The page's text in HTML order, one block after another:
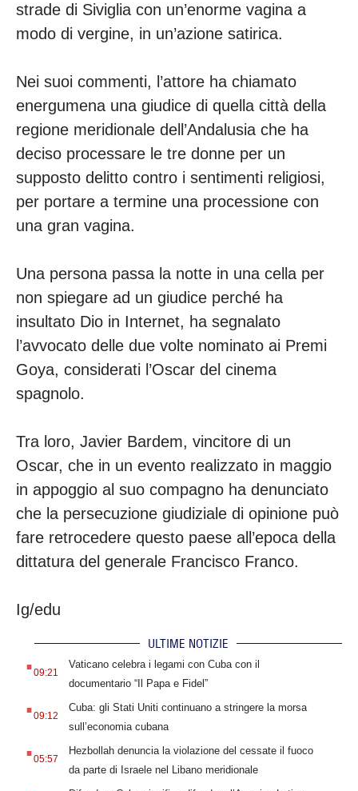
strade di Siviglia con un’enorme vagina a
modo di vergine, in un’azione satirica.
Nei suoi commenti, l’attore ha chiamato
energumena una giudice di quella città della
regione meridionale dell’Andalusia che ha
deciso processare le tre donne per un
supposto delitto contro i sentimenti religiosi,
per portare a termine una processione con
una gran vagina.
Una persona passa la notte in una cella per
non spiegare ad un giudice perché ha
insultato Dio in Internet, ha segnalato
l’avvocato delle due volte nominato ai Premi
Goya, considerati l’Oscar del cinema
spagnolo.
Tra loro, Javier Bardem, vincitore di un
Oscar, che in un evento realizzato in maggio
in appoggio al suo compagno ha denunciato
che la persecuzione giudiziale di opinione può
fare retrocedere questo paese all’epoca della
dittatura del generale Francisco Franco.
Ig/edu
ULTIME NOTIZIE
.09:21
Vaticano celebra i legami con Cuba con il
documentario “Il Papa e Fidel”
.09:12
Cuba: gli Stati Uniti continuano a stringere la morsa
sull’economia cubana
.05:57
Hezbollah denuncia la violazione del cessate il fuoco
da parte di Israele nel Libano meridionale